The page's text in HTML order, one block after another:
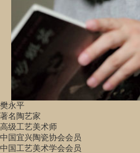
樊永平
著名陶艺家
高级工艺美术师
中国宜兴陶瓷协会会员
中国工艺美术学会会员